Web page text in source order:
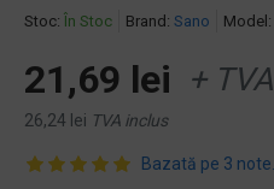
Stoc: În Stoc Brand: Sano Model:
Bazată pe 3 note.
21,69 lei + TVA
26,24 lei TVA inclus